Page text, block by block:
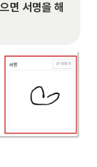
면 서명을 해